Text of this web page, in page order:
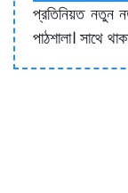
প্রতিনিয়ত নতুন
পাঠশালা। সাথে